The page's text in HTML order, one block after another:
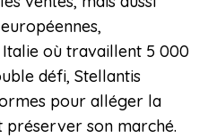
où travaillent 5 000
défi, Stellantis
pour alléger la
préserver son marché.